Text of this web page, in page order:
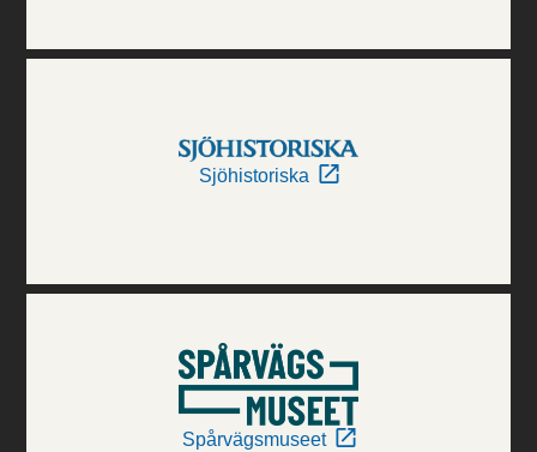
Sjöhistoriska
Spårvägsmuseet